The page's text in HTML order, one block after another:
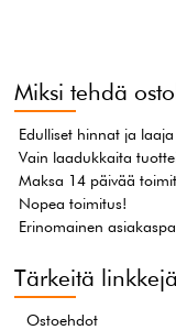
Miksi tehdä
Edulliset hinnat ja
Vain laadukkaita
Maksa 14 päivää
Nopea toimitus!
Erinomainen
Tärkeitä linkkejä
Ostoehdot